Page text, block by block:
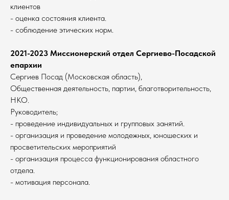
клиентов
- оценка состояния клиента.
- соблюдение этических норм.
2021-2023 Миссионерский отдел Сергиево-Посадской
епархии
Сергиев Посад (Московская область),
Общественная деятельность, партии, благотворительность,
НКО.
Руководитель;
- проведение индивидуальных и групповых занятий.
- организация и проведение молодежных, юношеских и
просветительских мероприятий
- организация процесса функционирования областного
отдела.
- мотивация персонала.